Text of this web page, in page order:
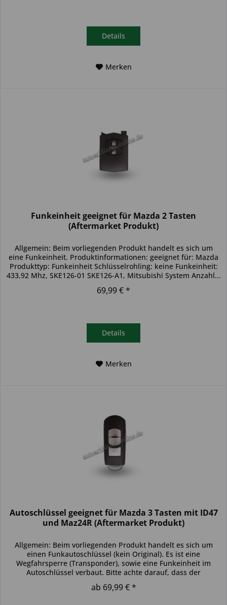
Details
Merken
Funkeinheit geeignet für Mazda 2 Tasten
(Aftermarket Produkt)
Allgemein: Beim vorliegenden Produkt handelt es sich um
eine Funkeinheit. Produktinformationen: geeignet für: Mazda
Produkttyp: Funkeinheit Schlüsselrohling: keine Funkeinheit:
433,92 Mhz, SKE126-01 SKE126-A1, Mitsubishi System Anzahl...
69,99 € *
Details
Merken
Autoschlüssel geeignet für Mazda 3 Tasten mit ID47
und Maz24R (Aftermarket Produkt)
Allgemein: Beim vorliegenden Produkt handelt es sich um
einen Funkautoschlüssel (kein Original). Es ist eine
Wegfahrsperre (Transponder), sowie eine Funkeinheit im
Autoschlüssel verbaut. Bitte achte darauf, dass der
Autoschlüssel deinem...
ab 69,99 € *